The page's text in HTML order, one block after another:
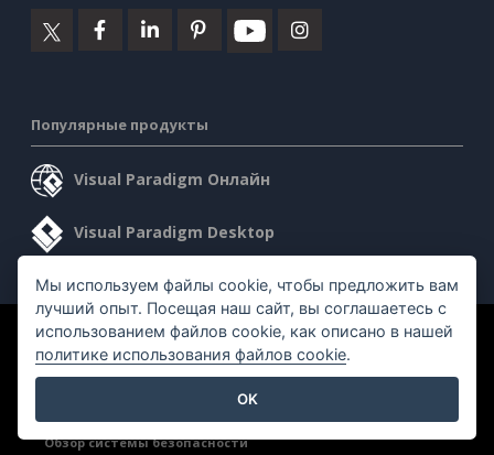
Популярные продукты
Visual Paradigm Онлайн
Visual Paradigm Desktop
©2026 by Visual Paradigm. Все права защищены.
Обзор системы безопасности
Мы используем файлы cookie, чтобы предложить вам
лучший опыт. Посещая наш сайт, вы соглашаетесь с
использованием файлов cookie, как описано в нашей
политике использования файлов cookie.
OK